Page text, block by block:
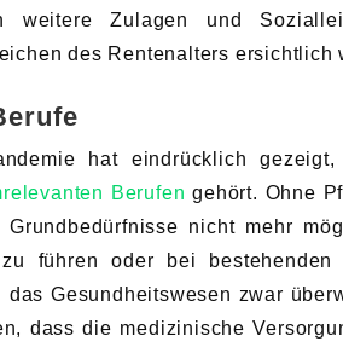
weitere Zulagen und
des Rentenalters ersichtlich
hat eindrücklich
Berufen gehört. Ohne
Grundbedürfnisse nicht mehr
führen oder bei
Gesundheitswesen zwar
dass die medizinische